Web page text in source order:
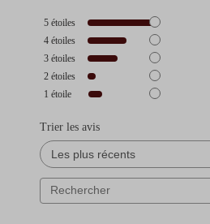
5 étoiles
4 étoiles
3 étoiles
2 étoiles
1 étoile
Trier les avis